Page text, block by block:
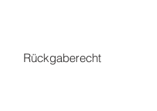
Rückgaberecht